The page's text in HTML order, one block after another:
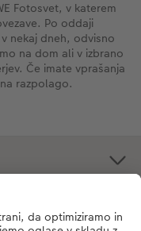
Fotosvet, v katerem
Po oddaji
nekaj dneh, odvisno
na dom ali v izbrano
Če imate vprašanja
razpolago.